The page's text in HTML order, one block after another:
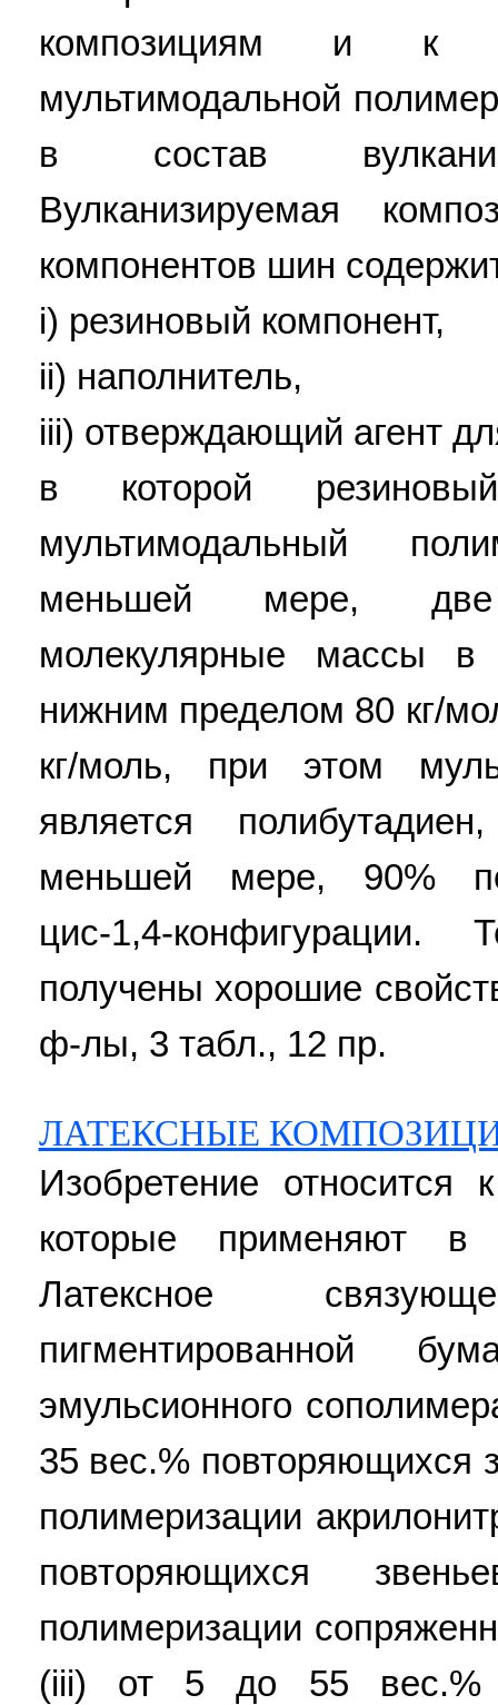
композициям и к
мультимодальной
в состав
Вулканизируемая
компонентов шин
i) резиновый компонент,
ii) наполнитель,
iii) отверждающий агент
в которой
мультимодальный
меньшей мере, две
молекулярные массы в
нижним пределом 80 кг/
кг/моль, при этом
является
меньшей мере, 90%
цис-1,4-конфигурации.
получены хорошие
ф-лы, 3 табл., 12 пр.
ЛАТЕКСНЫЕ
Изобретение относится
которые применяют в
Латексное
пигментированной
эмульсионного
35 вес.% повторяющихся
полимеризации
повторяющихся
полимеризации
(iii) от 5 до 55 вес.%